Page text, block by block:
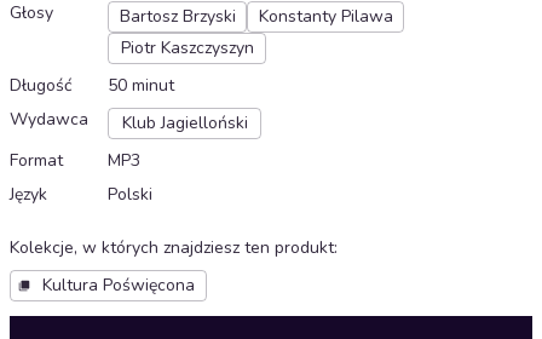
Głosy
Bartosz Brzyski
Konstanty Pilawa
Piotr Kaszczyszyn
Długość
50 minut
Wydawca
Klub Jagielloński
Format
MP3
Język
Polski
Kolekcje, w których znajdziesz ten produkt:
Kultura Poświęcona